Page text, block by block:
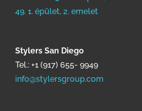
49. 1. épület, 2. emelet
Stylers San Diego
Tel.: +1 (917) 655- 9949
info@stylersgroup.com